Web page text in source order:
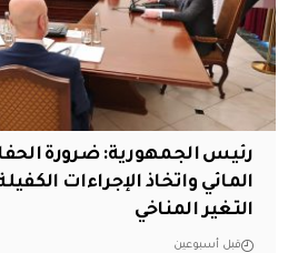
رئيس الجمهورية: ضرورة
المائي واتخاذ الإجراءات
التغير المناخي
قبل أسبوعين